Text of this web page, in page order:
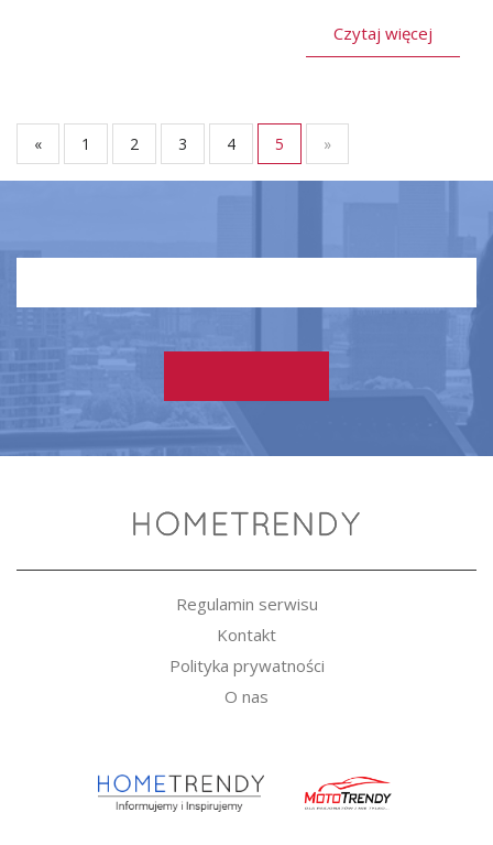
Czytaj więcej
« 1 2 3 4 5 »
Regulamin serwisu
Kontakt
Polityka prywatności
O nas